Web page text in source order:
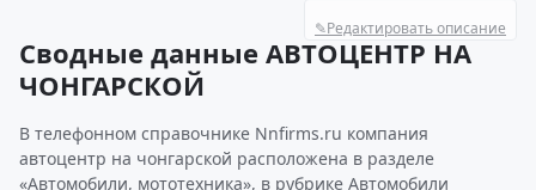
✎Редактировать описание
Сводные данные АВТОЦЕНТР НА
ЧОНГАРСКОЙ
В телефонном справочнике Nnfirms.ru компания
автоцентр на чонгарской расположена в разделе
«Автомобили, мототехника», в рубрике Автомобили